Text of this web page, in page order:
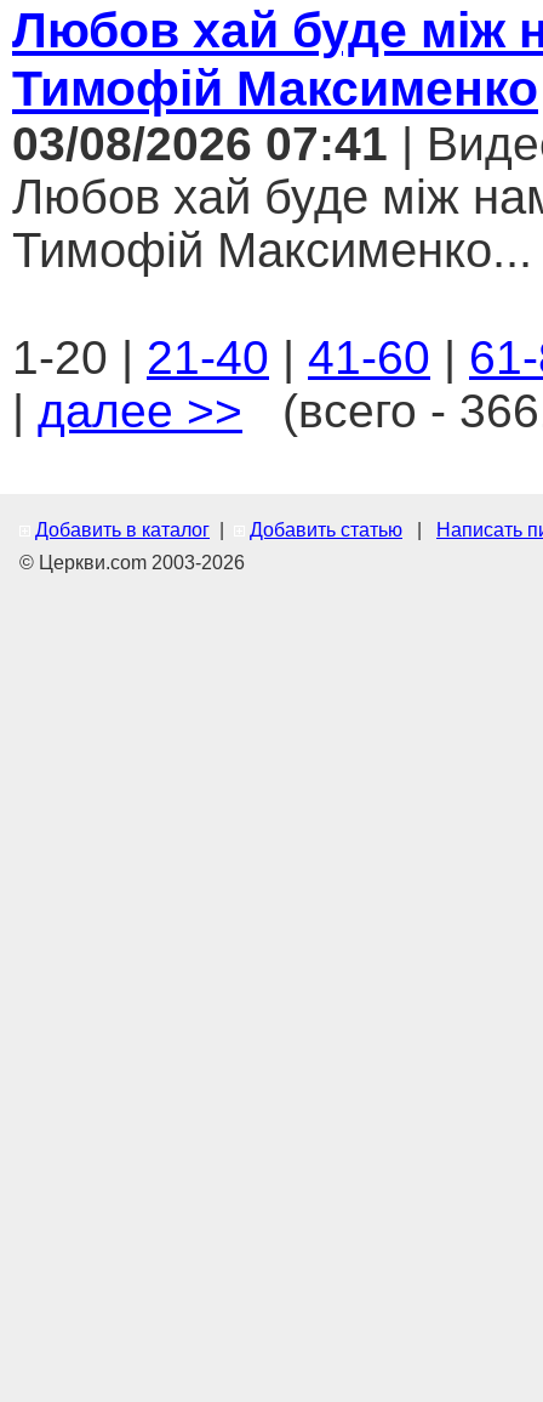
Любов хай буде між
Тимофій Максименко
03/08/2026 07:41 |
Любов хай буде між
Тимофій Максименко...
1-20 | 21-40 | 41-60 |
| далее >> (всего -
Добавить в каталог Добавить статью
Написать
© Церкви.com 2003-2026